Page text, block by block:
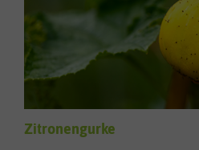
Zitronengurke